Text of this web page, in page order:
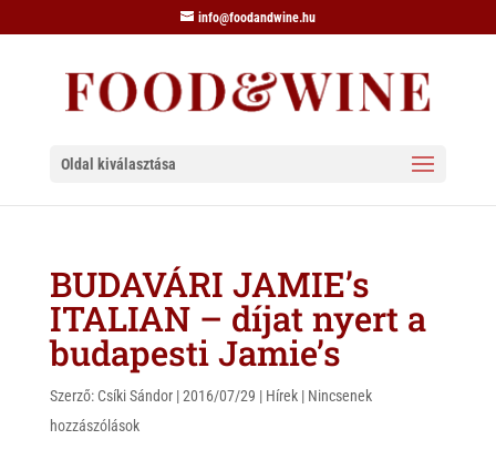
info@foodandwine.hu
Oldal kiválasztása
BUDAVÁRI JAMIE’s
ITALIAN – díjat nyert a
budapesti Jamie’s
Szerző: Csíki Sándor|2016/07/29 | Hírek| Nincsenek
hozzászólások